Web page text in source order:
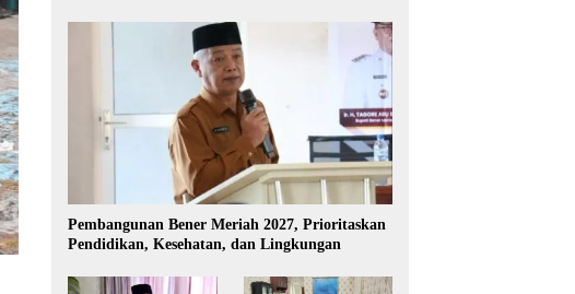
Pembangunan Bener Meriah 2027, Prioritaskan
Pendidikan, Kesehatan, dan Lingkungan